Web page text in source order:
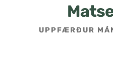
UPPFÆRÐUR